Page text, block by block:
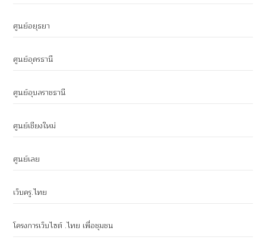
ศูนย์อยุธยา
ศูนย์อุดรธานี
ศูนย์อุบลราชธานี
ศูนย์เชียงใหม่
ศูนย์เลย
เว็บครู.ไทย
โครงการเว็บไซต์ .ไทย เพื่อชุมชน